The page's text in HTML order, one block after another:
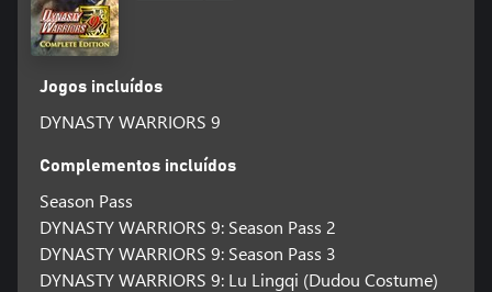
Jogos incluídos
DYNASTY WARRIORS 9
Complementos incluídos
Season Pass
DYNASTY WARRIORS 9: Season Pass 2
DYNASTY WARRIORS 9: Season Pass 3
DYNASTY WARRIORS 9: Lu Lingqi (Dudou Costume)